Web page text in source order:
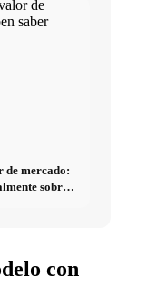
de mercado:
sobre
con